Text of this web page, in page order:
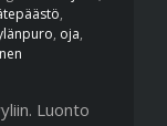
,
, oja,
Luonto